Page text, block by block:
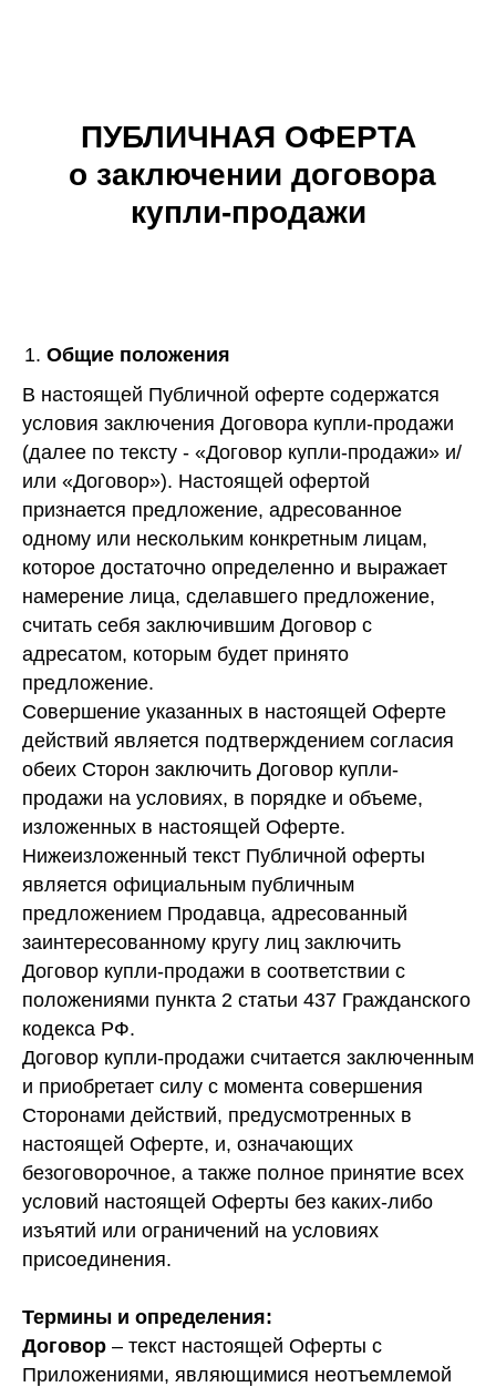
ПУБЛИЧНАЯ ОФЕРТА
о заключении договора
купли-продажи
Общие положения
В настоящей Публичной оферте содержатся
условия заключения Договора купли-продажи
(далее по тексту - «Договор купли-продажи» и/
или «Договор»). Настоящей офертой
признается предложение, адресованное
одному или нескольким конкретным лицам,
которое достаточно определенно и выражает
намерение лица, сделавшего предложение,
считать себя заключившим Договор с
адресатом, которым будет принято
предложение.
Совершение указанных в настоящей Оферте
действий является подтверждением согласия
обеих Сторон заключить Договор купли-
продажи на условиях, в порядке и объеме,
изложенных в настоящей Оферте.
Нижеизложенный текст Публичной оферты
является официальным публичным
предложением Продавца, адресованный
заинтересованному кругу лиц заключить
Договор купли-продажи в соответствии с
положениями пункта 2 статьи 437 Гражданского
кодекса РФ.
Договор купли-продажи считается заключенным
и приобретает силу с момента совершения
Сторонами действий, предусмотренных в
настоящей Оферте, и, означающих
безоговорочное, а также полное принятие всех
условий настоящей Оферты без каких-либо
изъятий или ограничений на условиях
присоединения.
Термины и определения:
Договор – текст настоящей Оферты с
Приложениями, являющимися неотъемлемой